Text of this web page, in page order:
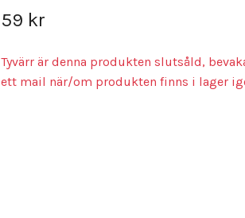
59 kr
Tyvärr är denna produkten slutsåld,
ett mail när/om produkten finns i lager